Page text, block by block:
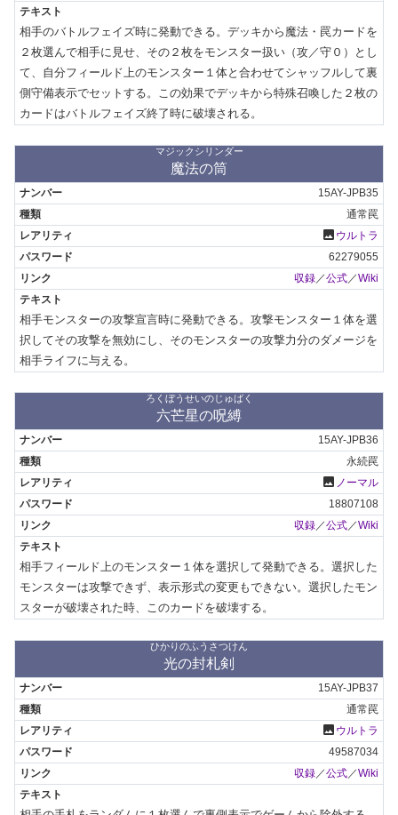
相手のバトルフェイズ時に発動できる。デッキから魔法・罠カードを
２枚選んで相手に見せ、その２枚をモンスター扱い（攻／守０）とし
て、自分フィールド上のモンスター１体と合わせてシャッフルして裏
側守備表示でセットする。この効果でデッキから特殊召喚した２枚の
カードはバトルフェイズ終了時に破壊される。
マジックシリンダー
魔法の筒
15AY-JPB35
通常罠
photo ウルトラ
62279055
収録／公式／Wiki
相手モンスターの攻撃宣言時に発動できる。攻撃モンスター１体を選
択してその攻撃を無効にし、そのモンスターの攻撃力分のダメージを
相手ライフに与える。
ろくぼうせいのじゅばく
六芒星の呪縛
15AY-JPB36
永続罠
photo ノーマル
18807108
収録／公式／Wiki
相手フィールド上のモンスター１体を選択して発動できる。選択した
モンスターは攻撃できず、表示形式の変更もできない。選択したモン
スターが破壊された時、このカードを破壊する。
ひかりのふうさつけん
光の封札剣
15AY-JPB37
通常罠
photo ウルトラ
49587034
収録／公式／Wiki